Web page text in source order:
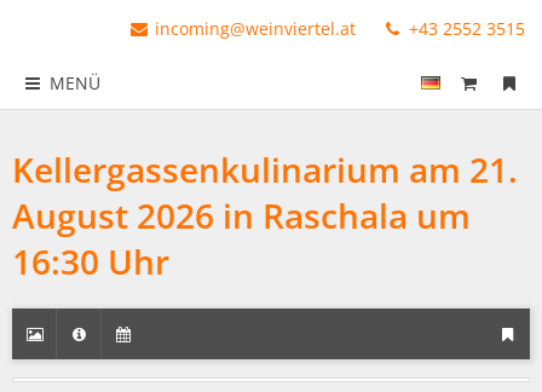
incoming@weinviertel.at +43 2552 3515
MENÜ
Kellergassenkulinarium am 21.
August 2026 in Raschala um
16:30 Uhr